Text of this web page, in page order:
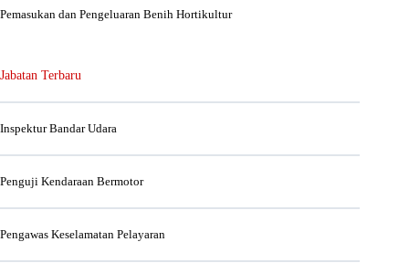
Pemasukan dan Pengeluaran Benih Hortikultur
Jabatan Terbaru
Inspektur Bandar Udara
Penguji Kendaraan Bermotor
Pengawas Keselamatan Pelayaran